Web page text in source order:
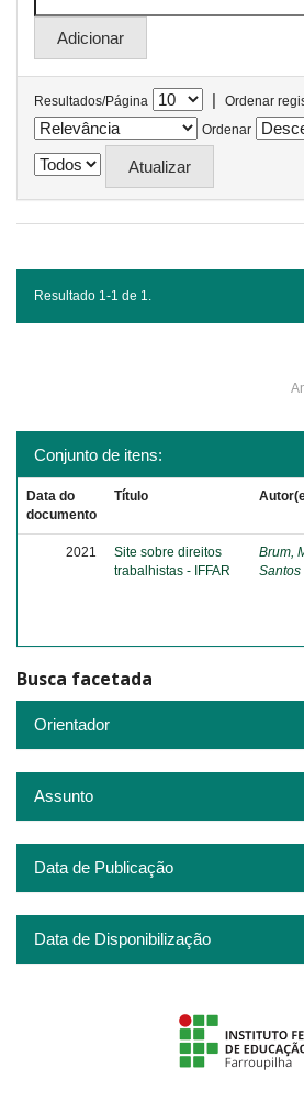
Resultados/Página |
Ordenar
Ordenar
Resultado 1-1 de 1.
Conjunto de itens:
Data do
documento
Título
2021
Site sobre direitos
trabalhistas - IFFAR
Brum,
Santos
Busca facetada
Orientador
Assunto
Data de Publicação
Data de Disponibilização